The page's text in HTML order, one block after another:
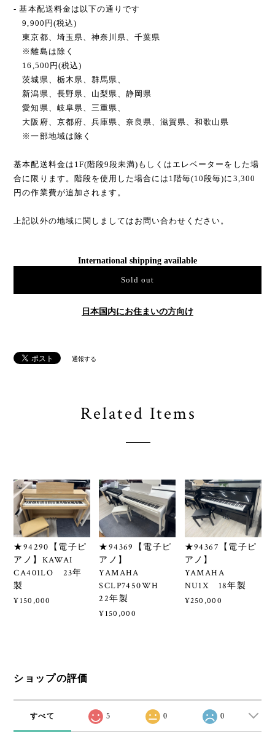
- 基本配送料金は以下の通りです
9,900円(税込)
東京都、埼玉県、神奈川県、千葉県
※離島は除く
16,500円(税込)
茨城県、栃木県、群馬県、
新潟県、長野県、山梨県、静岡県
愛知県、岐阜県、三重県、
大阪府、京都府、兵庫県、奈良県、滋賀県、和歌山県
※一部地域は除く
基本配送料金は1F(階段9段未満)もしくはエレベーターをした場
合に限ります。階段を使用した場合には1階毎(10段毎)に3,300
円の作業費が追加されます。
上記以外の地域に関しましてはお問い合わせください。
International shipping available
Sold out
日本国内にお住まいの方向け
通報する
Related Items
★94290【電子ピ
アノ】KAWAI
CA401LO 23年
製
¥150,000
★94369【電子ピ
アノ】
YAMAHA
SCLP7450WH
22年製
¥150,000
★94367【電子ピ
アノ】
YAMAHA
NU1X 18年製
¥250,000
ショップの評価
すべて 5 0 0